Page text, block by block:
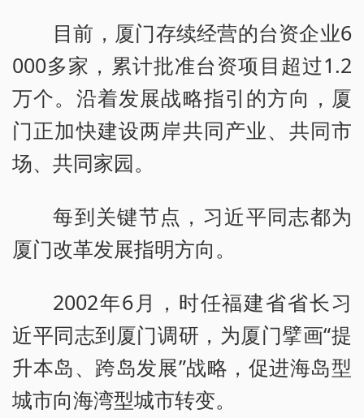
目前，厦门存续经营的台资企业6
000多家，累计批准台资项目超过1.2
万个。沿着发展战略指引的方向，厦
门正加快建设两岸共同产业、共同市
场、共同家园。
每到关键节点，习近平同志都为
厦门改革发展指明方向。
2002年6月，时任福建省省长习
近平同志到厦门调研，为厦门擘画“提
升本岛、跨岛发展”战略，促进海岛型
城市向海湾型城市转变。